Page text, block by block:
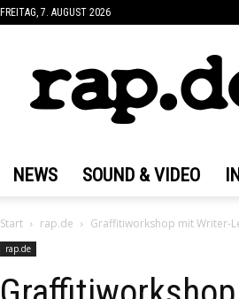
FREITAG, 7. AUGUST 2026
NEWS SOUND & VIDEO
Start rap.de Graffitiworkshop mit Writer-
rap.de